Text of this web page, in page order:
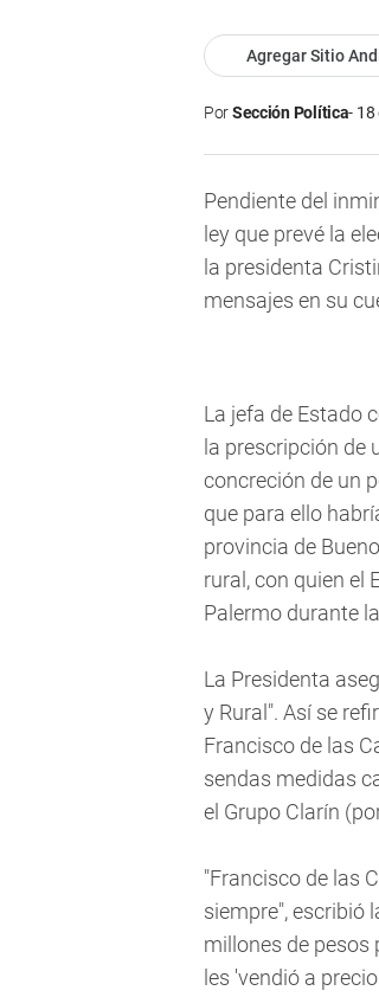
Agregar Sitio
PorSección Política 18
Pendiente del
ley que prevé la
la presidenta
mensajes en su
La jefa de Estado
la prescripción de
concreción de un
que para ello
provincia de
rural, con quien el
Palermo durante
La Presidenta
y Rural". Así se
Francisco de las
sendas medidas
el Grupo Clarín
"Francisco de las
siempre", escribió
millones de pesos
les 'vendió a